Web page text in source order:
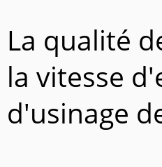
La qualité
la vitesse
d'usinage